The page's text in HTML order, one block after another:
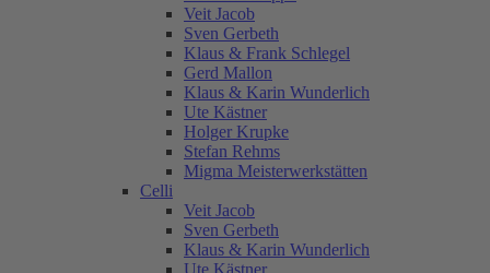
Veit Jacob
Sven Gerbeth
Klaus & Frank Schlegel
Gerd Mallon
Klaus & Karin Wunderlich
Ute Kästner
Holger Krupke
Stefan Rehms
Migma Meisterwerkstätten
Celli
Veit Jacob
Sven Gerbeth
Klaus & Karin Wunderlich
Ute Kästner